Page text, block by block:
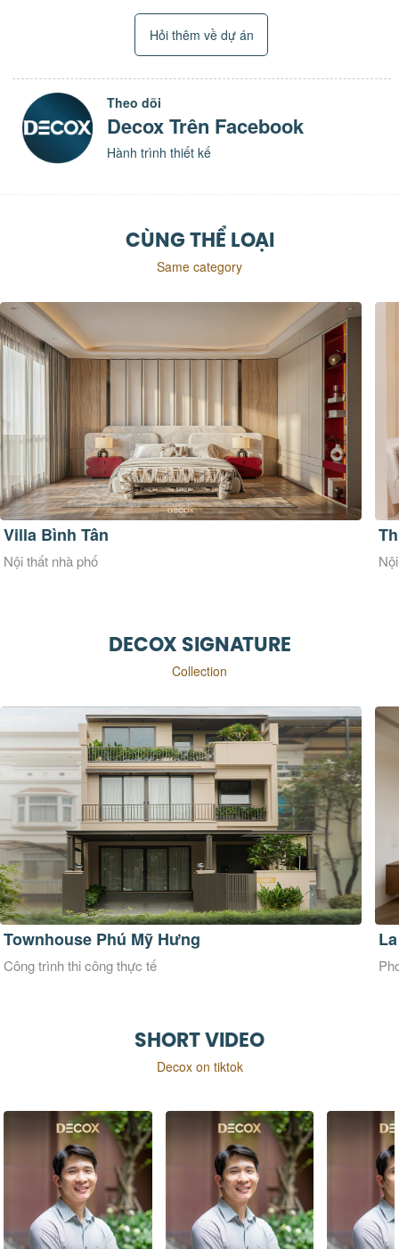
Hỏi thêm về dự án
Theo dõi
Decox Trên Facebook
Hành trình thiết kế
CÙNG THỂ LOẠI
Same category
Thu Duc Townhouse
Nội thất nhà phố
DECOX SIGNATURE
Collection
La Maison Douce
Phong cách thiết kế Đương đại
SHORT VIDEO
Decox on tiktok